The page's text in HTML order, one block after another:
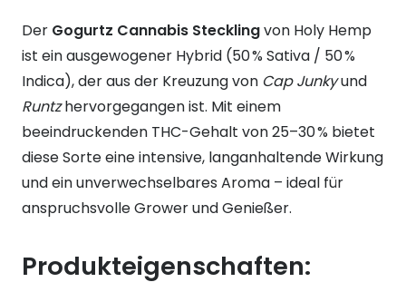
Der Gogurtz Cannabis Stecklingvon Holy Hemp
ist ein ausgewogener Hybrid (50 % Sativa / 50 %
Indica), der aus der Kreuzung von Cap Junkyund
Runtzhervorgegangen ist. Mit einem
beeindruckenden THC-Gehalt von 25–30 % bietet
diese Sorte eine intensive, langanhaltende Wirkung
und ein unverwechselbares Aroma – ideal für
anspruchsvolle Grower und Genießer.
Produkteigenschaften: